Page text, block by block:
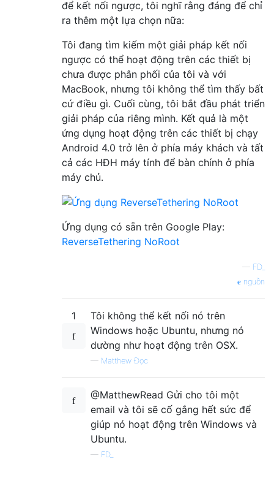
để kết nối ngược, tôi nghĩ rằng đáng để chỉ
ra thêm một lựa chọn nữa:
Tôi đang tìm kiếm một giải pháp kết nối
ngược có thể hoạt động trên các thiết bị
chưa được phân phối của tôi và với
MacBook, nhưng tôi không thể tìm thấy bất
cứ điều gì. Cuối cùng, tôi bắt đầu phát triển
giải pháp của riêng mình. Kết quả là một
ứng dụng hoạt động trên các thiết bị chạy
Android 4.0 trở lên ở phía máy khách và tất
cả các HĐH máy tính để bàn chính ở phía
máy chủ.
Ứng dụng có sẵn trên Google Play:
ReverseTethering NoRoot
— FD_
nguồn
1
Tôi không thể kết nối nó trên
Windows hoặc Ubuntu, nhưng nó
dường như hoạt động trên OSX.
— Matthew Đọc
@MatthewRead Gửi cho tôi một
email và tôi sẽ cố gắng hết sức để
giúp nó hoạt động trên Windows và
Ubuntu.
— FD_